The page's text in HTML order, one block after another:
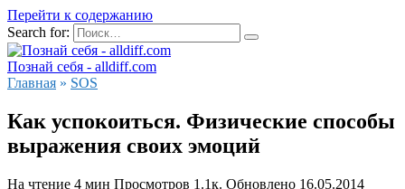
Перейти к содержанию
Search for:
Познай себя - alldiff.com
Главная » SOS
Как успокоиться. Физические способы
выражения своих эмоций
На чтение 4 мин Просмотров 1.1к. Обновлено 16.05.2014